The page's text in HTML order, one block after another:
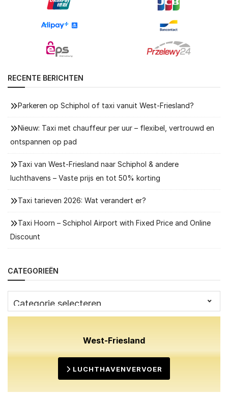
RECENTE BERICHTEN
Parkeren op Schiphol of taxi vanuit West-Friesland?
Nieuw: Taxi met chauffeur per uur – flexibel, vertrouwd en
ontspannen op pad
Taxi van West-Friesland naar Schiphol & andere
luchthavens – Vaste prijs en tot 50% korting
Taxi tarieven 2026: Wat verandert er?
Taxi Hoorn – Schiphol Airport with Fixed Price and Online
Discount
CATEGORIEËN
West-Friesland
LUCHTHAVENVERVOER